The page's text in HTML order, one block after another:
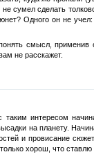
сумел сделать
Одного он не
смысл,
не расскажет.
интересом
на планету.
и провисание
хорош, что ставлю